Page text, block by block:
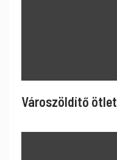
Városzöldítő